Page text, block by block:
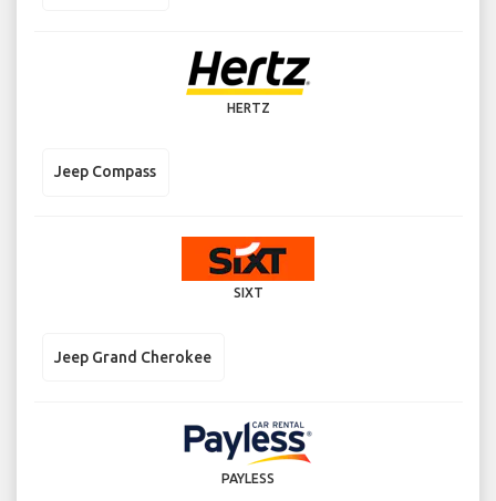
HERTZ
Jeep Compass
SIXT
Jeep Grand Cherokee
PAYLESS